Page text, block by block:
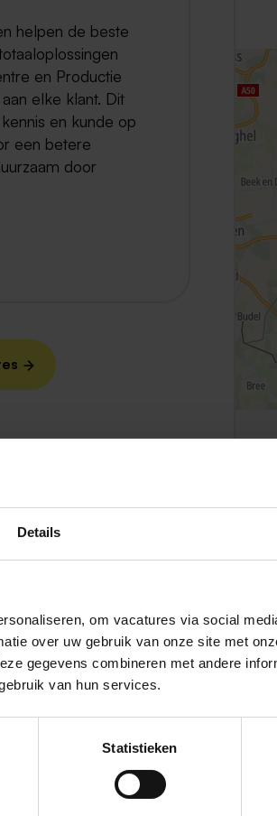
Details
om vacatures via social
over uw gebruik van onze site met
gegevens combineren met andere
van hun services.
Statistieken
helpen de beste
en Productie
elke klant. Dit
en kunde op
een betere
door